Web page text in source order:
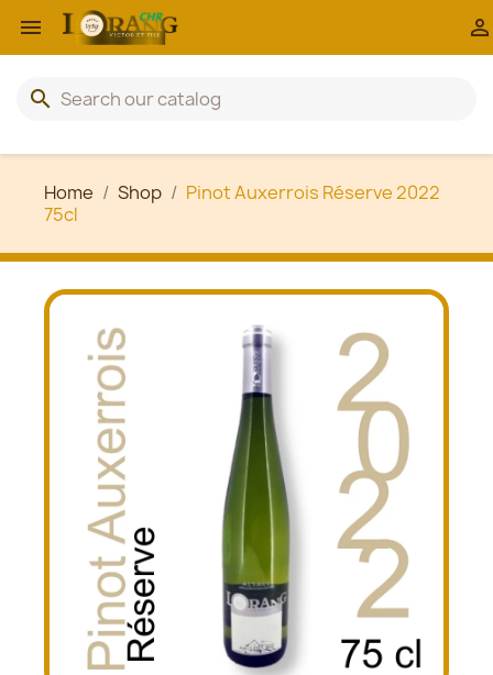
 
search
Home Shop
Pinot Auxerrois Réserve 2022
75cl